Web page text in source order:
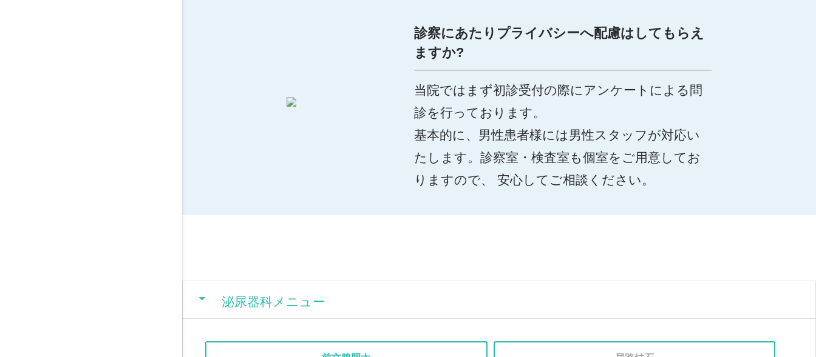
診察にあたりプライバシーへ配慮はしてもらえ
ますか?
当院ではまず初診受付の際にアンケートによる問
診を行っております。
基本的に、男性患者様には男性スタッフが対応い
たします。診察室・検査室も個室をご用意してお
りますので、 安心してご相談ください。
arrow_drop_down 泌尿器科メニュー